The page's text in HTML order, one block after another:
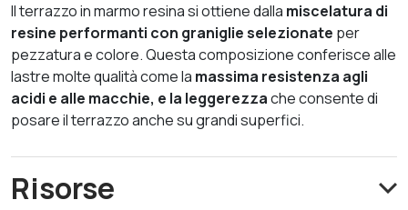
Il terrazzo in marmo resina si ottiene dalla miscelatura di
resine performanti con graniglie selezionate per
pezzatura e colore. Questa composizione conferisce alle
lastre molte qualità come la massima resistenza agli
acidi e alle macchie, e la leggerezzache consente di
posare il terrazzo anche su grandi superfici.
Risorse